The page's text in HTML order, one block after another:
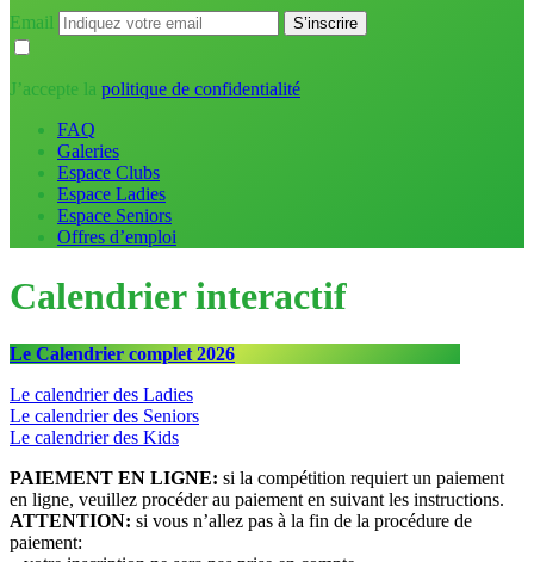
Email
J’accepte la politique de confidentialité
FAQ
Galeries
Espace Clubs
Espace Ladies
Espace Seniors
Offres d’emploi
Calendrier interactif
Le Calendrier complet 2026
Le calendrier des Ladies
Le calendrier des Seniors
Le calendrier des Kids
PAIEMENT EN LIGNE: si la compétition requiert un paiement
en ligne, veuillez procéder au paiement en suivant les instructions.
ATTENTION: si vous n’allez pas à la fin de la procédure de
paiement: